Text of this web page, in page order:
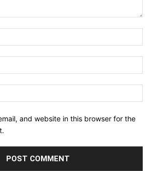
and website in this browser for the